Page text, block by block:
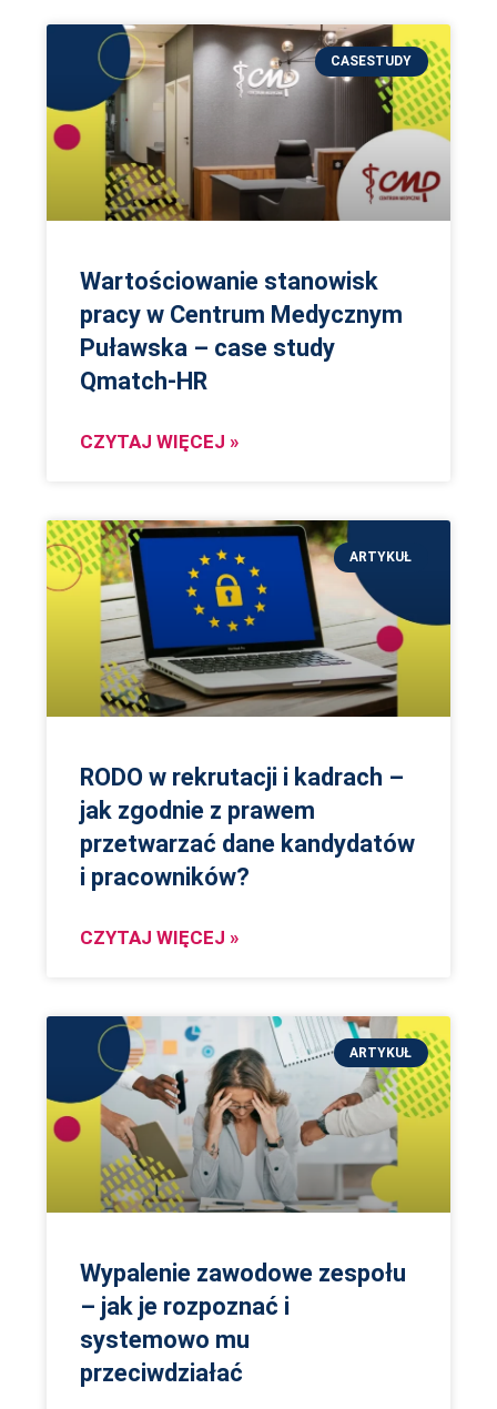
CASESTUDY
Wartościowanie stanowisk
pracy w Centrum Medycznym
Puławska – case study
Qmatch-HR
CZYTAJ WIĘCEJ »
ARTYKUŁ
RODO w rekrutacji i kadrach –
jak zgodnie z prawem
przetwarzać dane kandydatów
i pracowników?
CZYTAJ WIĘCEJ »
ARTYKUŁ
Wypalenie zawodowe zespołu
– jak je rozpoznać i
systemowo mu
przeciwdziałać